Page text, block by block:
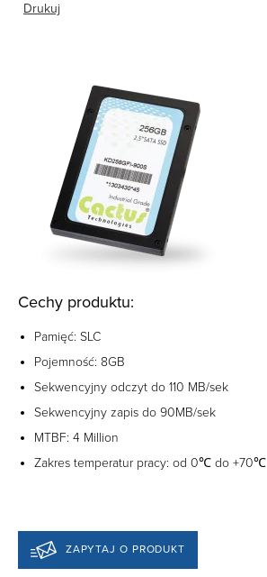
Drukuj
Cechy produktu:
Pamięć: SLC
Pojemność: 8GB
Sekwencyjny odczyt do 110 MB/sek
Sekwencyjny zapis do 90MB/sek
MTBF: 4 Million
Zakres temperatur pracy: od 0℃ do +70℃
ZAPYTAJ O PRODUKT